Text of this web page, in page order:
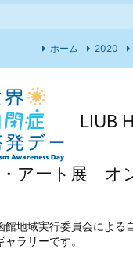
LIUB
アート展 オ
館地域実行委員会による
ラリーです。
ホーム 2020